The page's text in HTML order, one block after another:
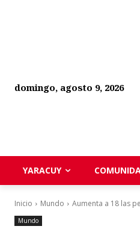
domingo, agosto 9, 2026
YARACUY
Inicio Mundo Aumenta a 18 las
Mundo